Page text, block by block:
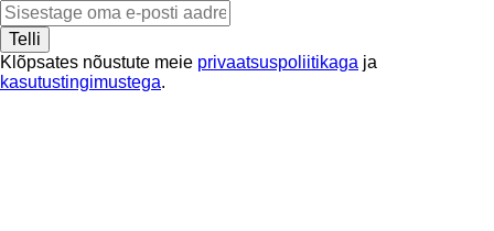
Telli
Klõpsates nõustute meie privaatsuspoliitikaga ja
kasutustingimustega.